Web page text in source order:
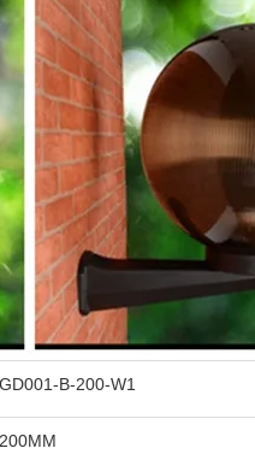
GD001-B-200-W1
200MM